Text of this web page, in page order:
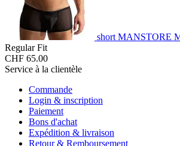
short MANSTORE
Regular Fit
CHF 65.00
Service à la clientèle
Commande
Login & inscription
Paiement
Bons d'achat
Expédition & livraison
Retour & Remboursement